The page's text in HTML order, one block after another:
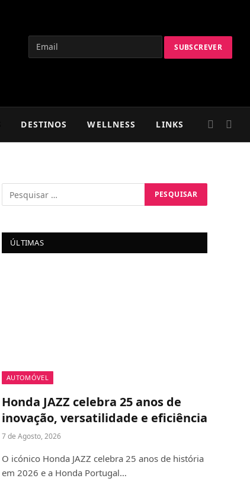
DESTINOS WELLNESS LINKS
ÚLTIMAS
AUTOMÓVEL
Honda JAZZ celebra 25 anos de
inovação, versatilidade e eficiência
7 de Agosto, 2026
O icónico Honda JAZZ celebra 25 anos de história
em 2026 e a Honda Portugal…